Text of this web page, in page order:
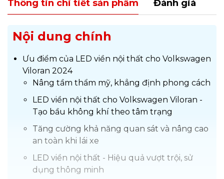
Thông tin chi tiết sản phẩm Đánh giá
Nội dung chính
Ưu điểm của LED viền nội thất cho Volkswagen
Viloran 2024
Nâng tầm thẩm mỹ, khẳng định phong cách
LED viền nội thất cho Volkswagen Viloran -
Tạo bầu không khí theo tâm trạng
Tăng cường khả năng quan sát và nâng cao
an toàn khi lái xe
LED viền nội thất - Hiệu quả vượt trội, sử
dụng thông minh